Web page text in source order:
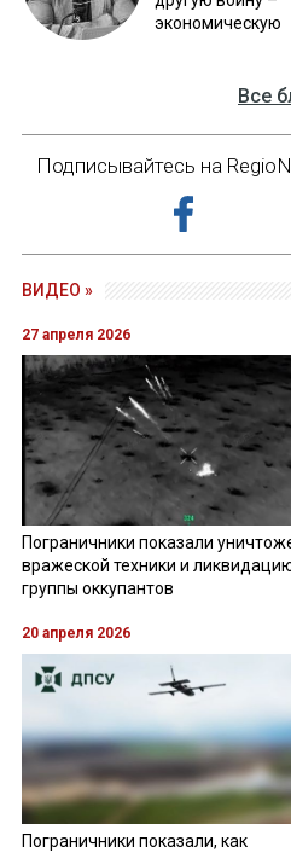
экономическую
Все
Подписывайтесь на
ВИДЕО »
27 апреля 2026
Пограничники показали
вражеской техники и
группы оккупантов
20 апреля 2026
Пограничники показали, как